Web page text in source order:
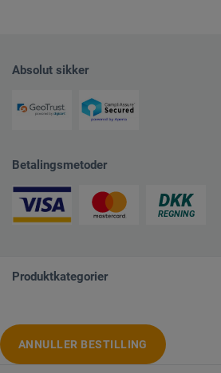
Absolut sikker
Betalingsmetoder
Produktkategorier
ANNULLER BESTILLING